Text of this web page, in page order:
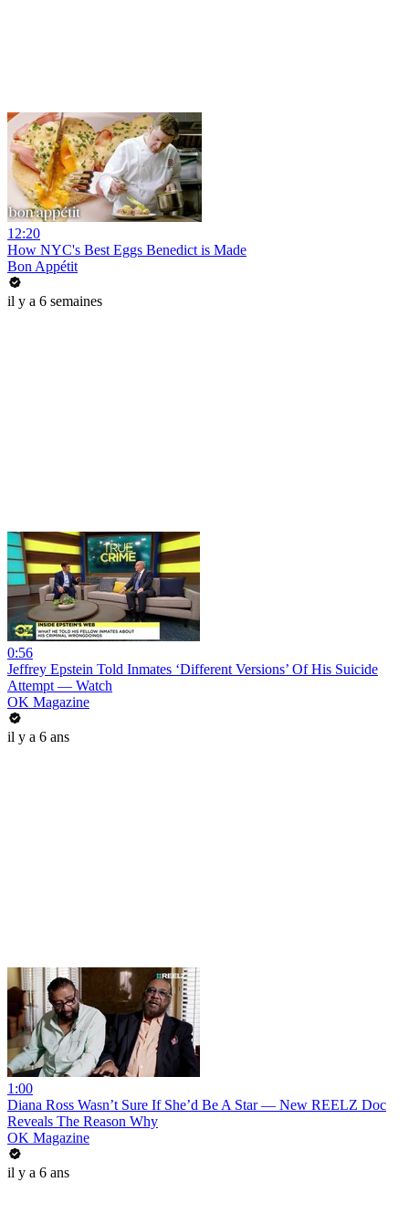
12:20
How NYC's Best Eggs Benedict is Made
Bon Appétit
il y a 6 semaines
0:56
Jeffrey Epstein Told Inmates ‘Different Versions’ Of His Suicide
Attempt — Watch
OK Magazine
il y a 6 ans
1:00
Diana Ross Wasn’t Sure If She’d Be A Star — New REELZ Doc
Reveals The Reason Why
OK Magazine
il y a 6 ans